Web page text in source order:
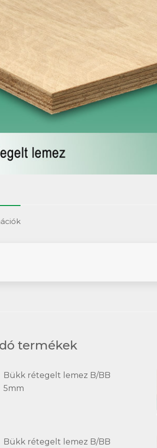
termékek
Bükk rétegelt lemez B/BB
5mm
Bükk rétegelt lemez B/BB